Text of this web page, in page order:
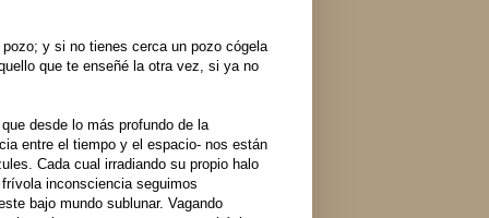
y si no tienes cerca un pozo cógela
que te enseñé la otra vez, si ya no
desde lo más profundo de la
entre el tiempo y el espacio- nos están
Cada cual irradiando su propio halo
inconsciencia seguimos
bajo mundo sublunar. Vagando